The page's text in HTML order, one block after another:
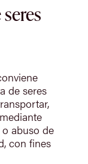
de seres
abuso de
con fines